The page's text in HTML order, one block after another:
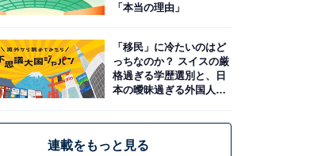
「本当の理由」
「移民」に冷たいのはど
っちなのか？ スイスの厳
格過ぎる学歴選別と、日
本の曖昧過ぎる外国人政
連載をもっと見る